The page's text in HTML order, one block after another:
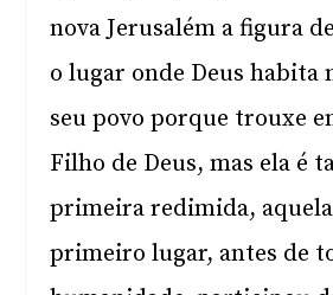
nova Jerusalém a figura
o lugar onde Deus habita
seu povo porque trouxe
Filho de Deus, mas ela é
primeira redimida,
primeiro lugar, antes de